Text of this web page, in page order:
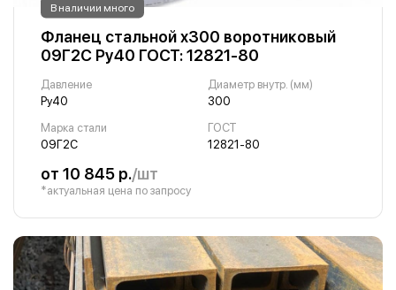
В наличии много
Фланец стальной х300 воротниковый
09Г2С Ру40 ГОСТ: 12821-80
Давление
Ру40
Диаметр внутр. (мм)
300
Марка стали
09Г2С
ГОСТ
12821-80
от 10 845 р./шт
*актуальная цена по запросу